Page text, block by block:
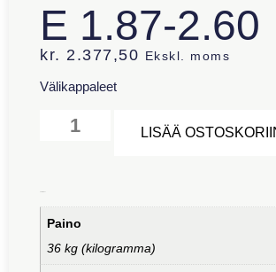
E 1.87-2.60
kr. 2.377,50 Ekskl. moms
Välikappaleet
LISÄÄ
Paino
36 kg (kilogramma)